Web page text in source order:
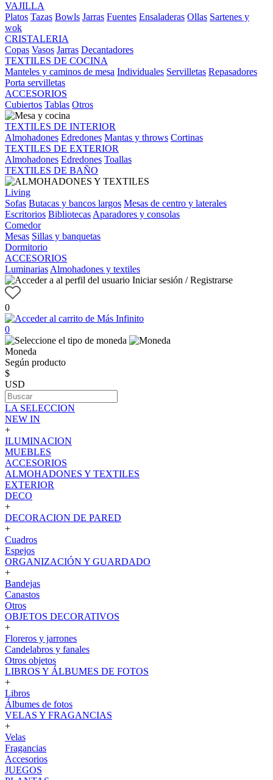
VAJILLA
Platos Tazas Bowls Jarras Fuentes Ensaladeras Ollas Sartenes y
wok
CRISTALERIA
Copas Vasos Jarras Decantadores
TEXTILES DE COCINA
Manteles y caminos de mesa Individuales Servilletas Repasadores
Porta servilletas
ACCESORIOS
Cubiertos Tablas Otros
TEXTILES DE INTERIOR
Almohadones Edredones Mantas y throws Cortinas
TEXTILES DE EXTERIOR
Almohadones Edredones Toallas
TEXTILES DE BAÑO
Living
Sofas Butacas y bancos largos Mesas de centro y laterales
Escritorios Bibliotecas Aparadores y consolas
Comedor
Mesas Sillas y banquetas
Dormitorio
ACCESORIOS
Luminarias Almohadones y textiles
Iniciar sesión / Registrarse
0
0
Moneda
Según producto
$
USD
LA SELECCION
NEW IN
+
ILUMINACION
MUEBLES
ACCESORIOS
ALMOHADONES Y TEXTILES
EXTERIOR
DECO
+
DECORACION DE PARED
+
Cuadros
Espejos
ORGANIZACIÓN Y GUARDADO
+
Bandejas
Canastos
Otros
OBJETOS DECORATIVOS
+
Floreros y jarrones
Candelabros y fanales
Otros objetos
LIBROS Y ÁLBUMES DE FOTOS
+
Libros
Álbumes de fotos
VELAS Y FRAGANCIAS
+
Velas
Fragancias
Accesorios
JUEGOS